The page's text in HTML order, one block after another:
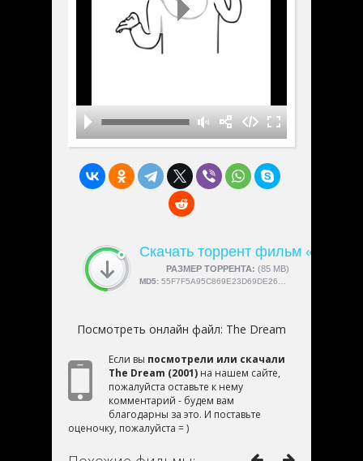
Скачать торрент фильм «The
РАЗМЕР ТОРРЕНТА: (85 MB)
СКАЧАЛИ:4189
MD5: 55F7F5A95C869E23D69DE266C34ABB00
Посмотреть онлайн файл: The Dream
Если вы посмотрели или скачали
The Dream (2001) на нашем сайте,
пожалуйста оставьте к нему
комментарий - будем вам
благодарны за это. И поставьте
оценочку, пожалуйста = )